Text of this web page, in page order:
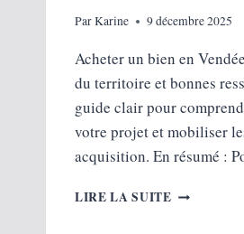
ParKarine 9 décembre 2025
Acheter un bien en
du territoire et bonnes
guide clair pour
votre projet et mobiliser
acquisition. En résumé :
LIRE LA SUITE OÙ